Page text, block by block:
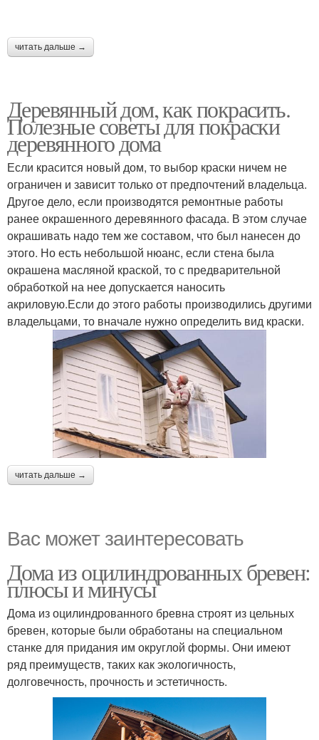
читать дальше →
Деревянный дом, как покрасить.
Полезные советы для покраски
деревянного дома
Если красится новый дом, то выбор краски ничем не
ограничен и зависит только от предпочтений владельца.
Другое дело, если производятся ремонтные работы
ранее окрашенного деревянного фасада. В этом случае
окрашивать надо тем же составом, что был нанесен до
этого. Но есть небольшой нюанс, если стена была
окрашена масляной краской, то с предварительной
обработкой на нее допускается наносить
акриловую.Если до этого работы производились другими
владельцами, то вначале нужно определить вид краски.
читать дальше →
Вас может заинтересовать
Дома из оцилиндрованных бревен:
плюсы и минусы
Дома из оцилиндрованного бревна строят из цельных
бревен, которые были обработаны на специальном
станке для придания им округлой формы. Они имеют
ряд преимуществ, таких как экологичность,
долговечность, прочность и эстетичность.